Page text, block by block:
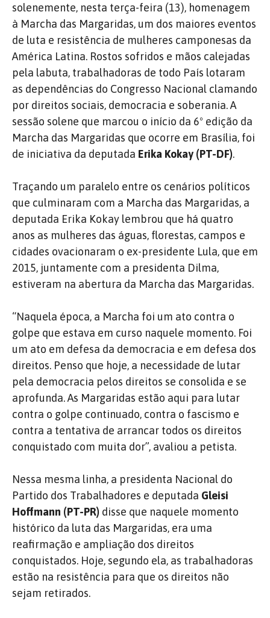
solenemente, nesta terça-feira (13), homenagem
à Marcha das Margaridas, um dos maiores eventos
de luta e resistência de mulheres camponesas da
América Latina. Rostos sofridos e mãos calejadas
pela labuta, trabalhadoras de todo País lotaram
as dependências do Congresso Nacional clamando
por direitos sociais, democracia e soberania. A
sessão solene que marcou o início da 6º edição da
Marcha das Margaridas que ocorre em Brasília, foi
de iniciativa da deputada Erika Kokay (PT-DF).
Traçando um paralelo entre os cenários políticos
que culminaram com a Marcha das Margaridas, a
deputada Erika Kokay lembrou que há quatro
anos as mulheres das águas, florestas, campos e
cidades ovacionaram o ex-presidente Lula, que em
2015, juntamente com a presidenta Dilma,
estiveram na abertura da Marcha das Margaridas.
“Naquela época, a Marcha foi um ato contra o
golpe que estava em curso naquele momento. Foi
um ato em defesa da democracia e em defesa dos
direitos. Penso que hoje, a necessidade de lutar
pela democracia pelos direitos se consolida e se
aprofunda. As Margaridas estão aqui para lutar
contra o golpe continuado, contra o fascismo e
contra a tentativa de arrancar todos os direitos
conquistado com muita dor”, avaliou a petista.
Nessa mesma linha, a presidenta Nacional do
Partido dos Trabalhadores e deputada Gleisi
Hoffmann (PT-PR) disse que naquele momento
histórico da luta das Margaridas, era uma
reafirmação e ampliação dos direitos
conquistados. Hoje, segundo ela, as trabalhadoras
estão na resistência para que os direitos não
sejam retirados.